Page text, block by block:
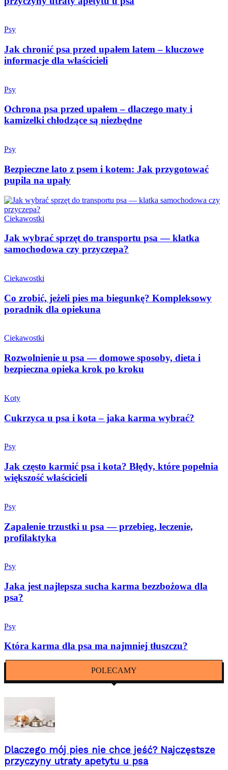
Psy
Jak chronić psa przed upałem latem – kluczowe
informacje dla właścicieli
Psy
Ochrona psa przed upałem – dlaczego maty i
kamizelki chłodzące są niezbędne
Psy
Bezpieczne lato z psem i kotem: Jak przygotować
pupila na upały
Ciekawostki
Jak wybrać sprzęt do transportu psa — klatka
samochodowa czy przyczepa?
Ciekawostki
Co zrobić, jeżeli pies ma biegunkę? Kompleksowy
poradnik dla opiekuna
Ciekawostki
Rozwolnienie u psa — domowe sposoby, dieta i
bezpieczna opieka krok po kroku
Koty
Cukrzyca u psa i kota – jaka karma wybrać?
Psy
Jak często karmić psa i kota? Błędy, które popełnia
większość właścicieli
Psy
Zapalenie trzustki u psa — przebieg, leczenie,
profilaktyka
Psy
Jaka jest najlepsza sucha karma bezzbożowa dla
psa?
Psy
Która karma dla psa ma najmniej tłuszczu?
POLECAMY
Dlaczego mój pies nie chce jeść? Najczęstsze
przyczyny utraty apetytu u psa